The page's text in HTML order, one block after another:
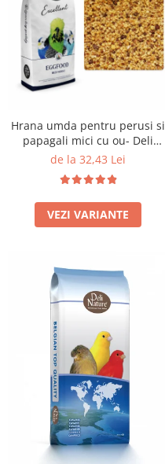
Hrana umda pentru perusi si
papagali mici cu ou- Deli
Nature Eggfood
de la 32,43 Lei
VEZI VARIANTE